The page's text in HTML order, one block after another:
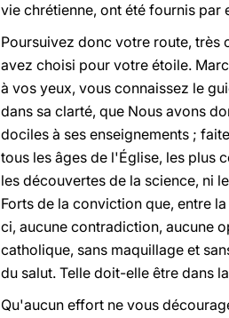
vie chrétienne, ont été fournis par
Poursuivez donc votre route, très
avez choisi pour votre étoile.
à vos yeux, vous connaissez le
dans sa clarté, que Nous avons
dociles à ses enseignements ;
tous les âges de l'Église, les plus
les découvertes de la science, ni
Forts de la conviction que, entre
ci, aucune contradiction, aucune
catholique, sans maquillage et
du salut. Telle doit-elle être dans
Qu'aucun effort ne vous